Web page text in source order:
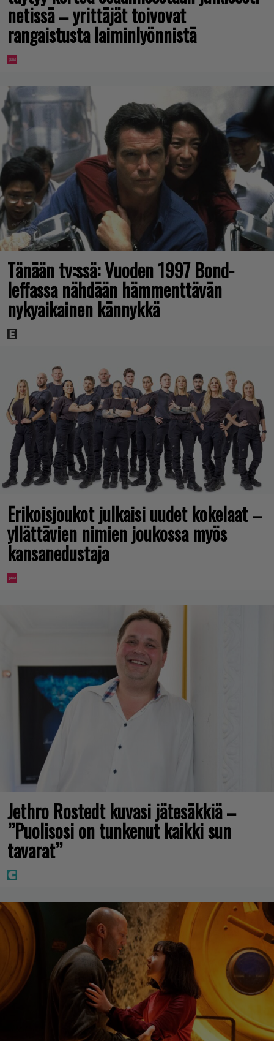
netissä – yrittäjät toivovat
rangaistusta laiminlyönnistä
Tänään tv:ssä: Vuoden 1997 Bond-
leffassa nähdään hämmenttävän
nykyaikainen kännykkä
Erikoisjoukot julkaisi uudet kokelaat –
yllättävien nimien joukossa myös
kansanedustaja
Jethro Rostedt kuvasi jätesäkkiä –
”Puolisosi on tunkenut kaikki sun
tavarat”